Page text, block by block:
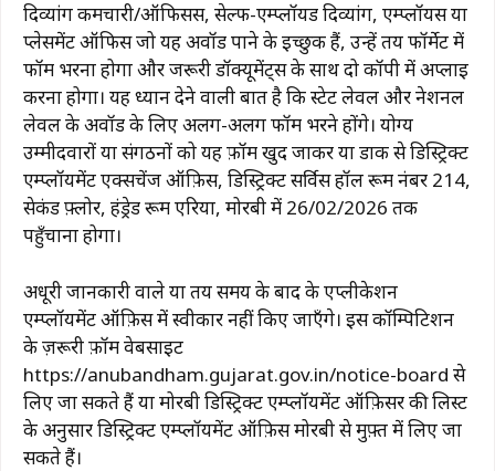
दिव्यांग कर्मचारी/ऑफिसर्स, सेल्फ-एम्प्लॉयड दिव्यांग, एम्प्लॉयर्स या
प्लेसमेंट ऑफिस जो यह अवॉर्ड पाने के इच्छुक हैं, उन्हें तय फॉर्मेट में
फॉर्म भरना होगा और जरूरी डॉक्यूमेंट्स के साथ दो कॉपी में अप्लाई
करना होगा। यह ध्यान देने वाली बात है कि स्टेट लेवल और नेशनल
लेवल के अवॉर्ड के लिए अलग-अलग फॉर्म भरने होंगे। योग्य
उम्मीदवारों या संगठनों को यह फ़ॉर्म खुद जाकर या डाक से डिस्ट्रिक्ट
एम्प्लॉयमेंट एक्सचेंज ऑफ़िस, डिस्ट्रिक्ट सर्विस हॉल रूम नंबर 214,
सेकंड फ़्लोर, हंड्रेड रूम एरिया, मोरबी में 26/02/2026 तक
पहुँचाना होगा।
अधूरी जानकारी वाले या तय समय के बाद के एप्लीकेशन
एम्प्लॉयमेंट ऑफ़िस में स्वीकार नहीं किए जाएँगे। इस कॉम्पिटिशन
के ज़रूरी फ़ॉर्म वेबसाइट
https://anubandham.gujarat.gov.in/notice-board से
लिए जा सकते हैं या मोरबी डिस्ट्रिक्ट एम्प्लॉयमेंट ऑफ़िसर की लिस्ट
के अनुसार डिस्ट्रिक्ट एम्प्लॉयमेंट ऑफ़िस मोरबी से मुफ़्त में लिए जा
सकते हैं।